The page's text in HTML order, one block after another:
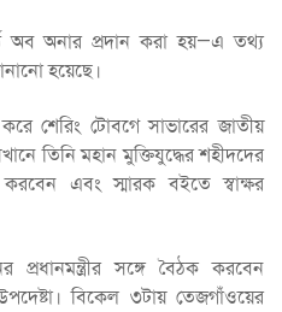
অব অনার প্রদান করা হয়—এ তথ্য
হয়েছে।
শেরিং টোবগে সাভারের জাতীয়
তিনি মহান মুক্তিযুদ্ধের শহীদদের
এবং স্মারক বইতে স্বাক্ষর
সঙ্গে বৈঠক করবেন
বিকেল ৩টায় তেজগাঁওয়ের